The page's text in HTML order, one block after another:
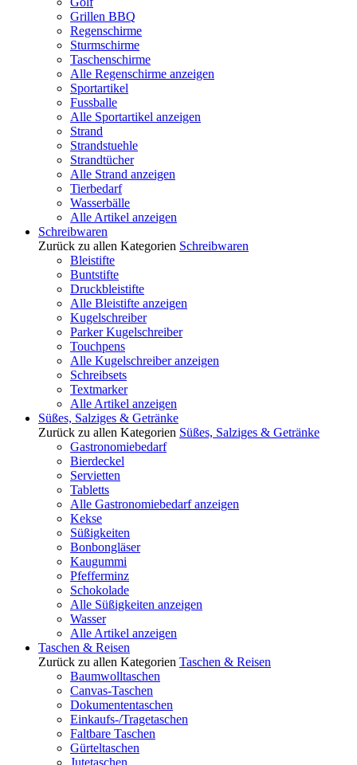
Grillen BBQ
Regenschirme
Sturmschirme
Taschenschirme
Alle Regenschirme anzeigen
Sportartikel
Fussballe
Alle Sportartikel anzeigen
Strand
Strandstuehle
Strandtücher
Alle Strand anzeigen
Tierbedarf
Wasserbälle
Alle Artikel anzeigen
Schreibwaren
Zurück zu allen Kategorien Schreibwaren
Bleistifte
Buntstifte
Druckbleistifte
Alle Bleistifte anzeigen
Kugelschreiber
Parker Kugelschreiber
Touchpens
Alle Kugelschreiber anzeigen
Schreibsets
Textmarker
Alle Artikel anzeigen
Süßes, Salziges & Getränke
Zurück zu allen Kategorien Süßes, Salziges & Getränke
Gastronomiebedarf
Bierdeckel
Servietten
Tabletts
Alle Gastronomiebedarf anzeigen
Kekse
Süßigkeiten
Bonbongläser
Kaugummi
Pfefferminz
Schokolade
Alle Süßigkeiten anzeigen
Wasser
Alle Artikel anzeigen
Taschen & Reisen
Zurück zu allen Kategorien Taschen & Reisen
Baumwolltaschen
Canvas-Taschen
Dokumententaschen
Einkaufs-/Tragetaschen
Faltbare Taschen
Gürteltaschen
Jutetaschen